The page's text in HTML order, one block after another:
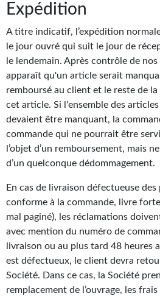
Récompenses
Newsletter
Le Bélial' sur Youtube
LE BLOG BIFROST
Tous les articles
La Bibliothèque orbitale
FORUMS
CONTACT
Nous contacter
F.A.Q.
Expédition
A titre indicatif, l’expédition
le jour ouvré qui suit le jour de
le lendemain. Après contrôle de nos
apparaît qu'un article serait
remboursé au client et le reste de
cet article. Si l'ensemble des
devaient être manquant, la
commande qui ne pourrait être
l’objet d’un remboursement, mais
d’un quelconque dédommagement.
En cas de livraison défectueuse
conforme à la commande, livre
mal paginé), les réclamations
avec mention du numéro de
livraison ou au plus tard 48 heures
est défectueux, le client devra
Société. Dans ce cas, la Société
remplacement de l’ouvrage, les frais